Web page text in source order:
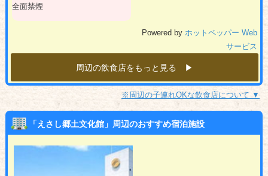
全面禁煙
Powered byホットペッパー Web
サービス
周辺の飲食店をもっと見る ▶︎
※周辺の子連れOKな飲食店について ▼
「えさし郷土文化館」周辺のおすすめ宿泊施設